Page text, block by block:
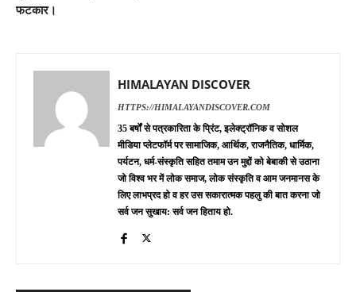
फटकार।
HIMALAYAN DISCOVER
HTTPS://HIMALAYANDISCOVER.COM
35 बर्षों से पत्रकारिता के प्रिंट, इलेक्ट्रॉनिक व सोशल
मीडिया प्लेटफॉर्म पर सामाजिक, आर्थिक, राजनैतिक, धार्मिक,
पर्यटन, धर्म-संस्कृति सहित तमाम उन मुद्दों को बेबाकी से उठाना
जो विश्व भर में लोक समाज, लोक संस्कृति व आम जनमानस के
लिए लाभप्रद हो व हर उस सकारात्मक पहलु की बात करना जो
सर्व जन सुखाय: सर्व जन हिताय हो.